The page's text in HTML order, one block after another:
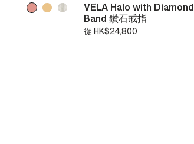
VELA Halo with Diamond
Band 鑽石戒指
從 HK$24,800